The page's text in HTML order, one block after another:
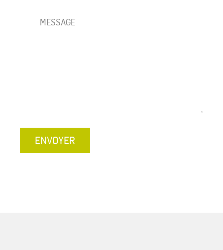
ENVOYER